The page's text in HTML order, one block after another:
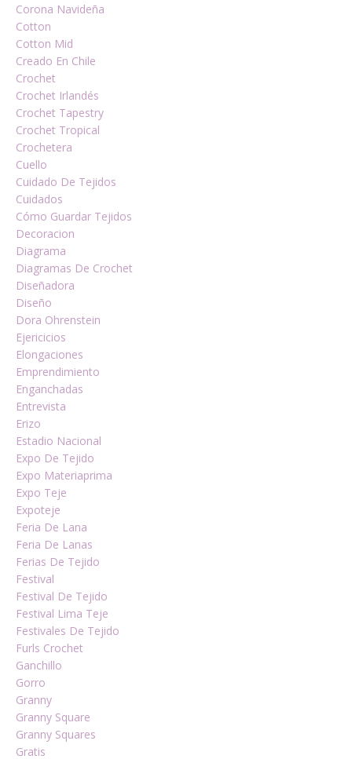
Corona Navideña
Cotton
Cotton Mid
Creado En Chile
Crochet
Crochet Irlandés
Crochet Tapestry
Crochet Tropical
Crochetera
Cuello
Cuidado De Tejidos
Cuidados
Cómo Guardar Tejidos
Decoracion
Diagrama
Diagramas De Crochet
Diseñadora
Diseño
Dora Ohrenstein
Ejericicios
Elongaciones
Emprendimiento
Enganchadas
Entrevista
Erizo
Estadio Nacional
Expo De Tejido
Expo Materiaprima
Expo Teje
Expoteje
Feria De Lana
Feria De Lanas
Ferias De Tejido
Festival
Festival De Tejido
Festival Lima Teje
Festivales De Tejido
Furls Crochet
Ganchillo
Gorro
Granny
Granny Square
Granny Squares
Gratis